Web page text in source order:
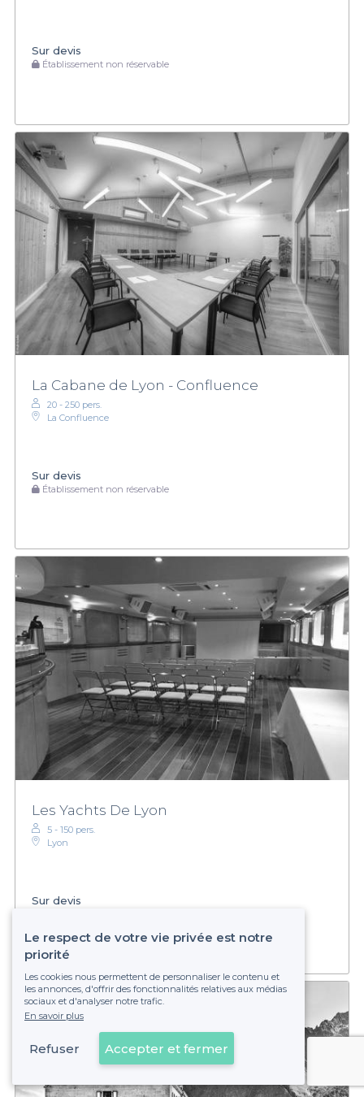
Sur devis
Établissement non réservable
La Cabane de Lyon - Confluence
20 - 250 pers.
La Confluence
Sur devis
Établissement non réservable
Les Yachts De Lyon
5 - 150 pers.
Lyon
Sur devis
Voir sur la carte
Le respect de votre vie privée est notre
priorité
Les cookies nous permettent de personnaliser le contenu et
les annonces, d'offrir des fonctionnalités relatives aux médias
sociaux et d'analyser notre trafic.
En savoir plus
Refuser Accepter et fermer